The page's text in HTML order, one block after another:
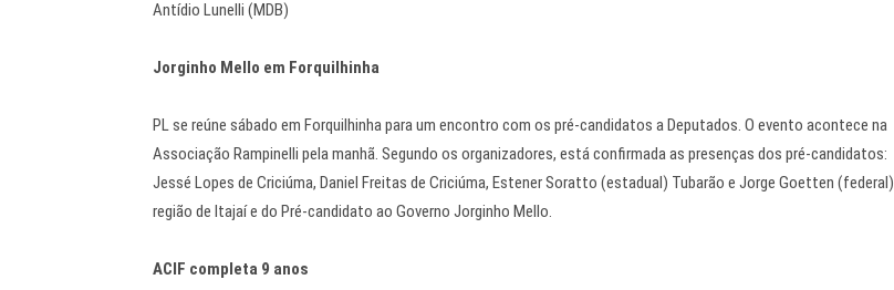
Antídio Lunelli (MDB)
Jorginho Mello em Forquilhinha
PL se reúne sábado em Forquilhinha para um encontro com os pré-candidatos a Deputados. O evento acontece na
Associação Rampinelli pela manhã. Segundo os organizadores, está confirmada as presenças dos pré-candidatos:
Jessé Lopes de Criciúma, Daniel Freitas de Criciúma, Estener Soratto (estadual) Tubarão e Jorge Goetten (federal)
região de Itajaí e do Pré-candidato ao Governo Jorginho Mello.
ACIF completa 9 anos